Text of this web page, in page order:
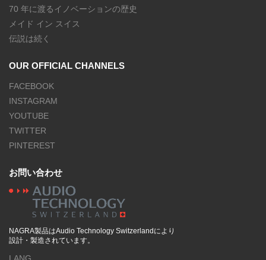
70 年に渡るイノベーションの歴史
メイド イン スイス
伝説は続く
OUR OFFICIAL CHANNELS
FACEBOOK
INSTAGRAM
YOUTUBE
TWITTER
PINTEREST
お問い合わせ
NAGRA製品はAudio Technology Switzerlandにより
設計・製造されています。